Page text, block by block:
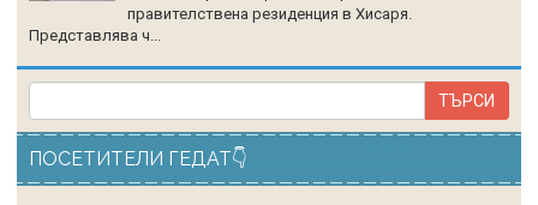
правителствена резиденция в Хисаря.
Представлява ч...
ПОСЕТИТЕЛИ ГЕДАТ👇